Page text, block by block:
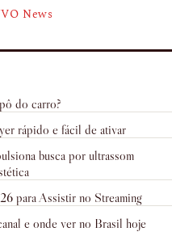
News
do carro?
rápido e fácil de ativar
busca por ultrassom
para Assistir no Streaming
e onde ver no Brasil hoje